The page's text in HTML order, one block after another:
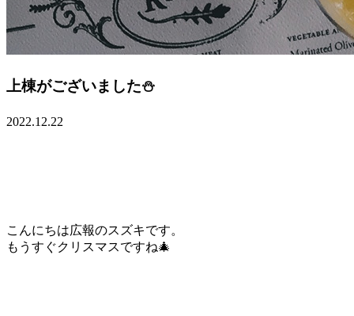
上棟がございました⛄
2022.12.22
こんにちは広報のスズキです。
もうすぐクリスマスですね🎄